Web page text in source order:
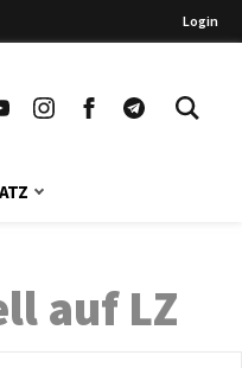
Login
auf LZ